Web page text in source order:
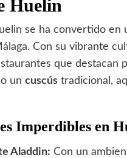
Huelin
se ha convertido en
Con su vibrante
que destacan
o un cuscús tradicional,
Imperdibles en
Aladdin: Con un